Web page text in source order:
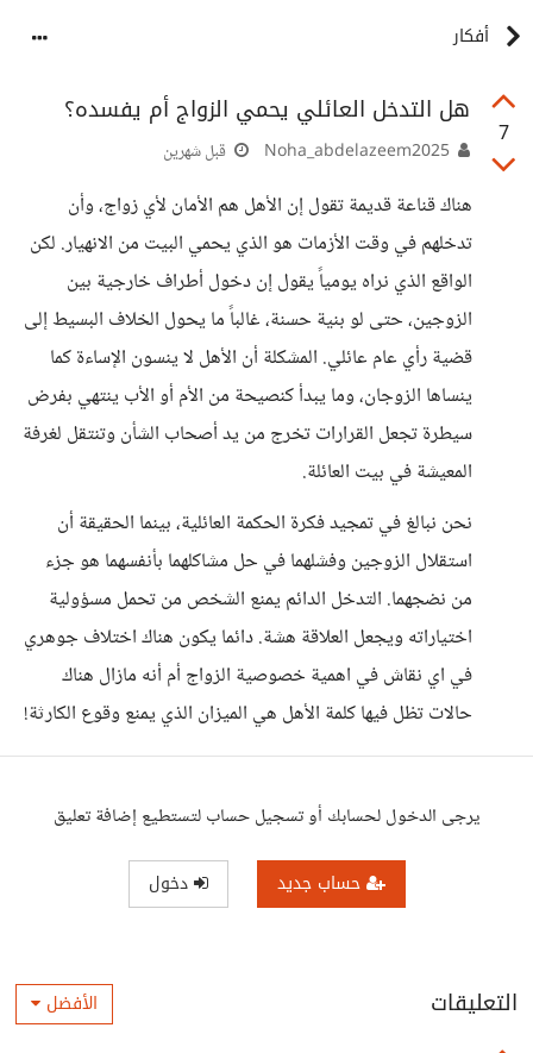
أفكار
7
هل التدخل العائلي يحمي الزواج أم يفسده؟
قبل شهرين
هناك قناعة قديمة تقول إن الأهل هم الأمان لأي زواج، وأن
تدخلهم في وقت الأزمات هو الذي يحمي البيت من الانهيار. لكن
الواقع الذي نراه يومياً يقول إن دخول أطراف خارجية بين
الزوجين، حتى لو بنية حسنة، غالباً ما يحول الخلاف البسيط إلى
قضية رأي عام عائلي. المشكلة أن الأهل لا ينسون الإساءة كما
ينساها الزوجان، وما يبدأ كنصيحة من الأم أو الأب ينتهي بفرض
سيطرة تجعل القرارات تخرج من يد أصحاب الشأن وتنتقل لغرفة
المعيشة في بيت العائلة.
​نحن نبالغ في تمجيد فكرة الحكمة العائلية، بينما الحقيقة أن
استقلال الزوجين وفشلهما في حل مشاكلهما بأنفسهما هو جزء
من نضجهما. التدخل الدائم يمنع الشخص من تحمل مسؤولية
اختياراته ويجعل العلاقة هشة. دائما يكون هناك اختلاف جوهري
في اي نقاش في اهمية خصوصية الزواج أم أنه مازال هناك
حالات تظل فيها كلمة الأهل هي الميزان الذي يمنع وقوع الكارثة!
يرجى الدخول لحسابك أو تسجيل حساب لتستطيع إضافة تعليق
حساب جديد دخول
التعليقات الأفضل